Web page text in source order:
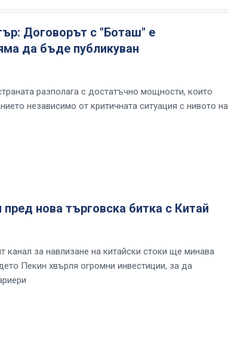
Договорът с "Боташ" е
да бъде публикуван
разполага с достатъчно мощности, които
независимо от критичната ситуация с нивото на
нова търговска битка с Китай
канал за навлизане на китайски стоки ще минава
Пекин хвърля огромни инвестиции, за да